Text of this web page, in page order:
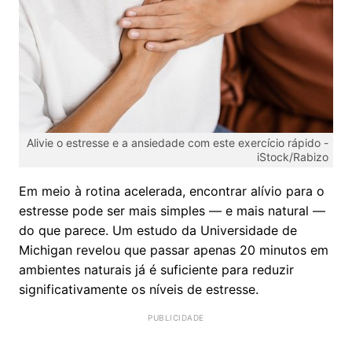
Alivie o estresse e a ansiedade com este exercício rápido -
iStock/Rabizo
Em meio à rotina acelerada, encontrar alívio para o
estresse pode ser mais simples — e mais natural —
do que parece. Um estudo da Universidade de
Michigan revelou que passar apenas 20 minutos em
ambientes naturais já é suficiente para reduzir
significativamente os níveis de estresse.